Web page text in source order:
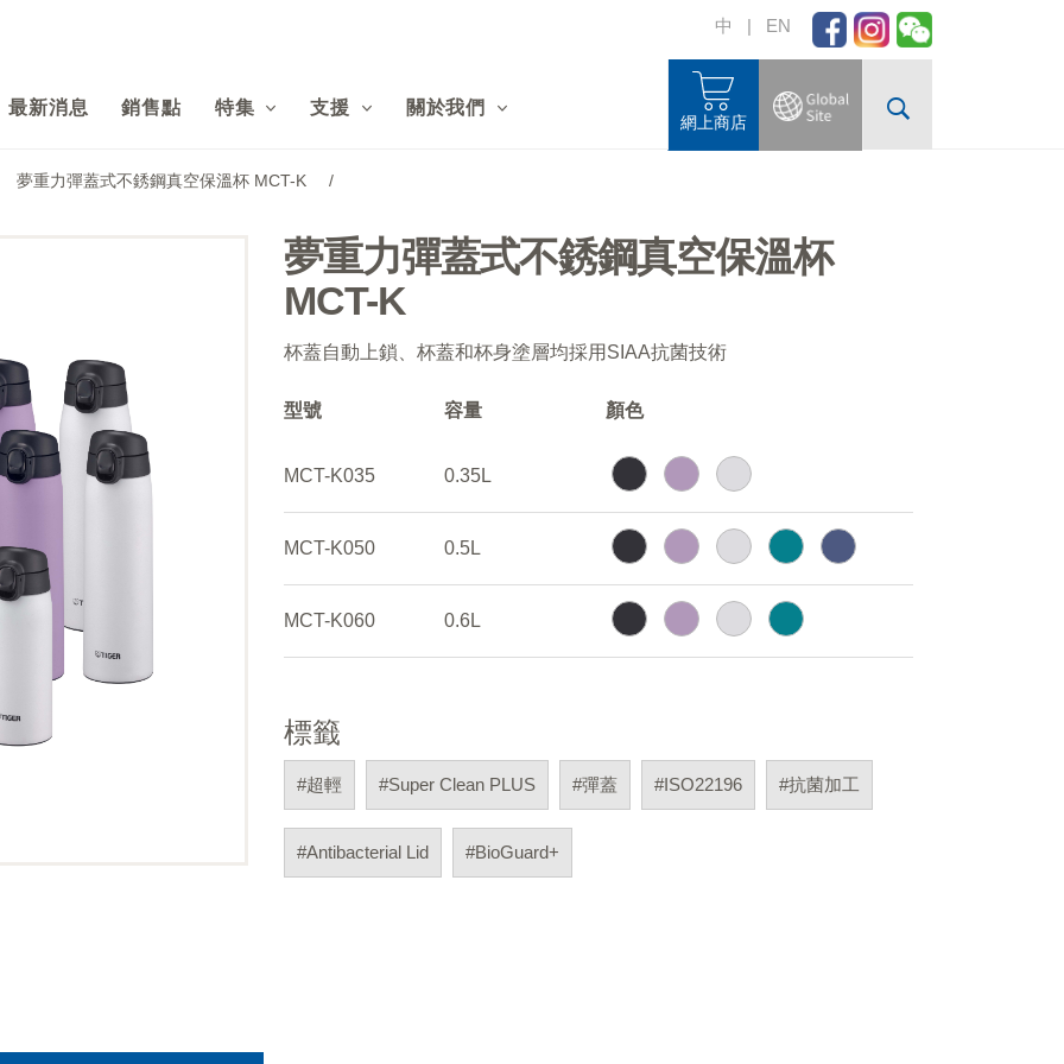
中 | EN
最新消息 銷售點 特集 支援 關於我們
網上商店
夢重力彈蓋式不銹鋼真空保溫杯 MCT-K /
夢重力彈蓋式不銹鋼真空保溫杯
MCT-K
杯蓋自動上鎖、杯蓋和杯身塗層均採用SIAA抗菌技術
型號 容量 顏色
MCT-K035 0.35L
MCT-K050 0.5L
MCT-K060 0.6L
標籤
#超輕 #Super Clean PLUS #彈蓋 #ISO22196 #抗菌加工
#Antibacterial Lid #BioGuard+